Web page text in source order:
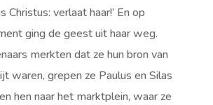
Christus: verlaat haar!’ En op
ging de geest uit haar weg.
merkten dat ze hun bron van
waren, grepen ze Paulus en Silas
hen naar het marktplein, waar ze